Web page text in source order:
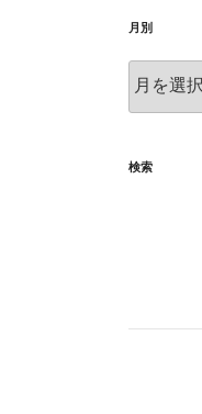
月別
月
別
検索